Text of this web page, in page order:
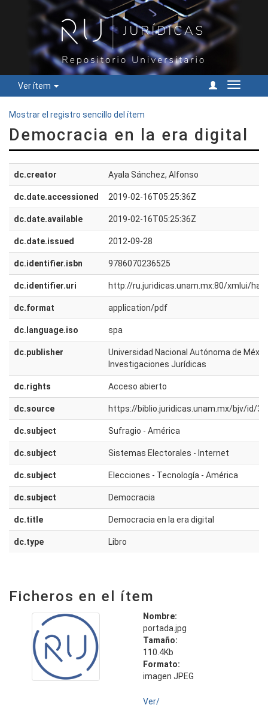
Ver ítem
Cambiar
Mostrar el registro sencillo del ítem
Democracia en la era digital
dc.creator Ayala Sánchez, Alfonso
dc.date.accessioned 2019-02-16T05:25:36Z
dc.date.available 2019-02-16T05:25:36Z
dc.date.issued 2012-09-28
dc.identifier.isbn 9786070236525
dc.identifier.uri http://ru.juridicas.unam.mx:80/xmlui/
dc.format application/pdf
dc.language.iso spa
dc.publisher
Universidad Nacional Autónoma de
Investigaciones Jurídicas
dc.rights Acceso abierto
dc.source https://biblio.juridicas.unam.mx/bjv/id/
dc.subject Sufragio - América
dc.subject Sistemas Electorales - Internet
dc.subject Elecciones - Tecnología - América
dc.subject Democracia
dc.title Democracia en la era digital
dc.type Libro
Ficheros en el ítem
Nombre:
portada.jpg
Tamaño:
110.4Kb
Formato:
imagen JPEG
Ver/